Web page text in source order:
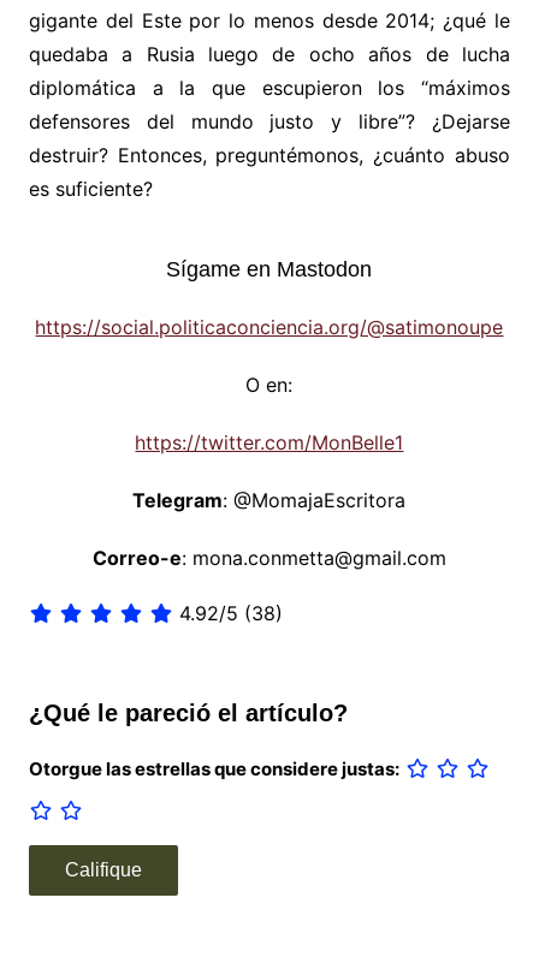
gigante del Este por lo menos desde 2014; ¿qué le
quedaba a Rusia luego de ocho años de lucha
diplomática a la que escupieron los “máximos
defensores del mundo justo y libre”? ¿Dejarse
destruir? Entonces, preguntémonos, ¿cuánto abuso
es suficiente?
Sígame en Mastodon
https://social.politicaconciencia.org/@satimonoupe
O en:
https://twitter.com/MonBelle1
Telegram: @MomajaEscritora
Correo-e: mona.conmetta@gmail.com
4.92/5 (38)
¿Qué le pareció el artículo?
Otorgue las estrellas que considere justas: